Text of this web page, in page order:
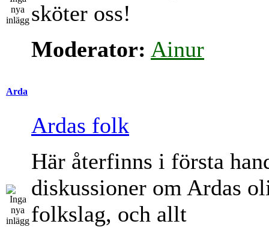
sköter oss!
Moderator: Ainur
Arda
Ardas folk
Här återfinns i första
diskussioner om Ardas
folkslag, och allt